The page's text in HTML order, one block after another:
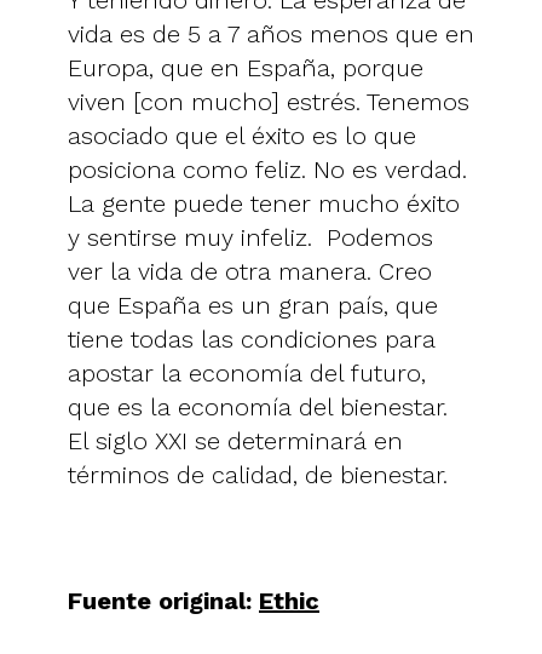
vida es de 5 a 7 años menos que en
Europa, que en España, porque
viven [con mucho] estrés. Tenemos
asociado que el éxito es lo que
posiciona como feliz. No es verdad.
La gente puede tener mucho éxito
y sentirse muy infeliz. Podemos
ver la vida de otra manera. Creo
que España es un gran país, que
tiene todas las condiciones para
apostar la economía del futuro,
que es la economía del bienestar.
El siglo XXI se determinará en
términos de calidad, de bienestar.
Fuente original: Ethic